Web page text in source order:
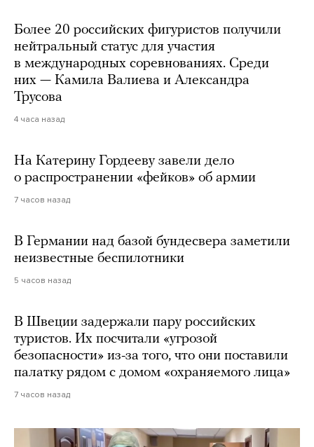
Более 20 российских фигуристов получили
нейтральный статус для участия
в международных соревнованиях. Среди
них — Камила Валиева и Александра
Трусова
4 часа назад
На Катерину Гордееву завели дело
о распространении «фейков» об армии
7 часов назад
В Германии над базой бундесвера заметили
неизвестные беспилотники
5 часов назад
В Швеции задержали пару российских
туристов. Их посчитали «угрозой
безопасности» из-за того, что они поставили
палатку рядом с домом «охраняемого лица»
7 часов назад